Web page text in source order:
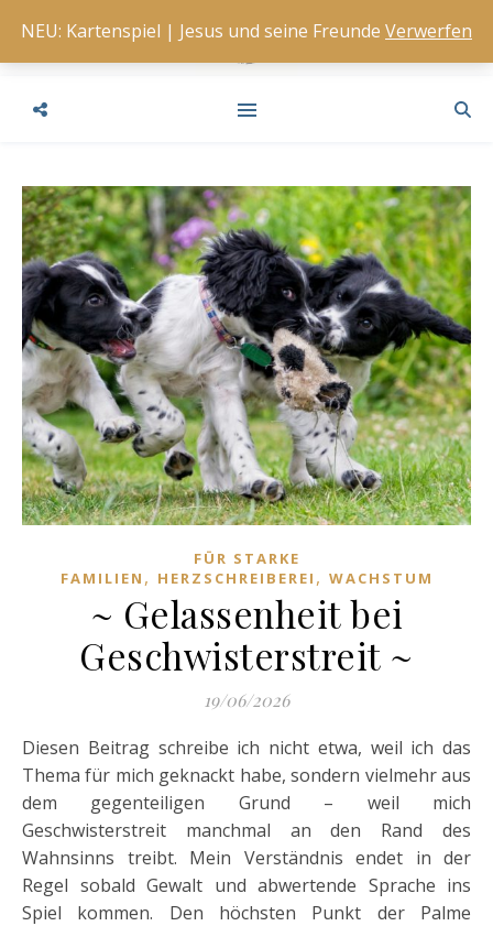
FÜR STARKE
FAMILIEN , HERZSCHREIBEREI , WACHSTUM
~ Gelassenheit bei
Geschwisterstreit ~
19/06/2026
Diesen Beitrag schreibe ich nicht etwa, weil ich das
Thema für mich geknackt habe, sondern vielmehr aus
dem gegenteiligen Grund – weil mich
Geschwisterstreit manchmal an den Rand des
Wahnsinns treibt. Mein Verständnis endet in der
Regel sobald Gewalt und abwertende Sprache ins
Spiel kommen. Den höchsten Punkt der Palme
NEU: Kartenspiel | Jesus und seine Freunde Verwerfen